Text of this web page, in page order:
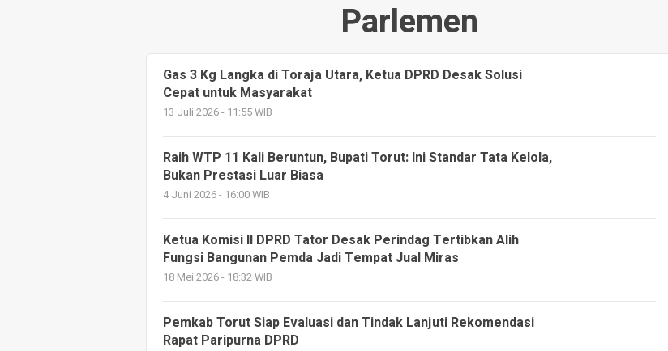
Parlemen
Gas 3 Kg Langka di Toraja Utara, Ketua DPRD Desak Solusi
Cepat untuk Masyarakat
13 Juli 2026 - 11:55 WIB
Raih WTP 11 Kali Beruntun, Bupati Torut: Ini Standar Tata Kelola,
Bukan Prestasi Luar Biasa
4 Juni 2026 - 16:00 WIB
Ketua Komisi II DPRD Tator Desak Perindag Tertibkan Alih
Fungsi Bangunan Pemda Jadi Tempat Jual Miras
18 Mei 2026 - 18:32 WIB
Pemkab Torut Siap Evaluasi dan Tindak Lanjuti Rekomendasi
Rapat Paripurna DPRD